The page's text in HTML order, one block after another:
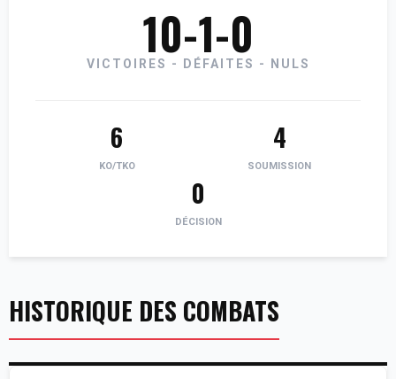
10-1-0
VICTOIRES - DÉFAITES - NULS
6
KO/TKO
4
SOUMISSION
0
DÉCISION
HISTORIQUE DES COMBATS